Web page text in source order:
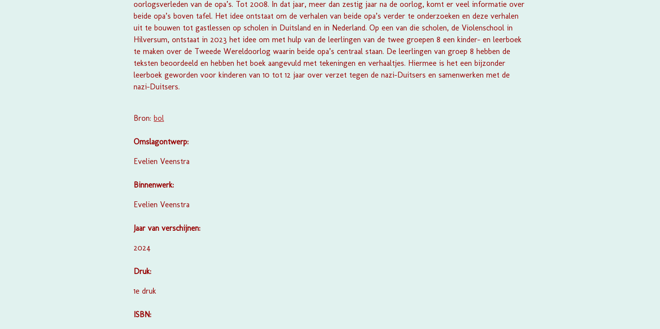
oorlogsverleden van de opa’s. Tot 2008. In dat jaar, meer dan zestig jaar na de oorlog, komt er veel informatie over
beide opa’s boven tafel. Het idee ontstaat om de verhalen van beide opa’s verder te onderzoeken en deze verhalen
uit te bouwen tot gastlessen op scholen in Duitsland en in Nederland. Op een van die scholen, de Violenschool in
Hilversum, ontstaat in 2023 het idee om met hulp van de leerlingen van de twee groepen 8 een kinder- en leerboek
te maken over de Tweede Wereldoorlog waarin beide opa’s centraal staan. De leerlingen van groep 8 hebben de
teksten beoordeeld en hebben het boek aangevuld met tekeningen en verhaaltjes. Hiermee is het een bijzonder
leerboek geworden voor kinderen van 10 tot 12 jaar over verzet tegen de nazi-Duitsers en samenwerken met de
nazi-Duitsers.
Bron: bol
Omslagontwerp:
Evelien Veenstra
Binnenwerk:
Evelien Veenstra
Jaar van verschijnen:
2024
Druk:
1e druk
ISBN: